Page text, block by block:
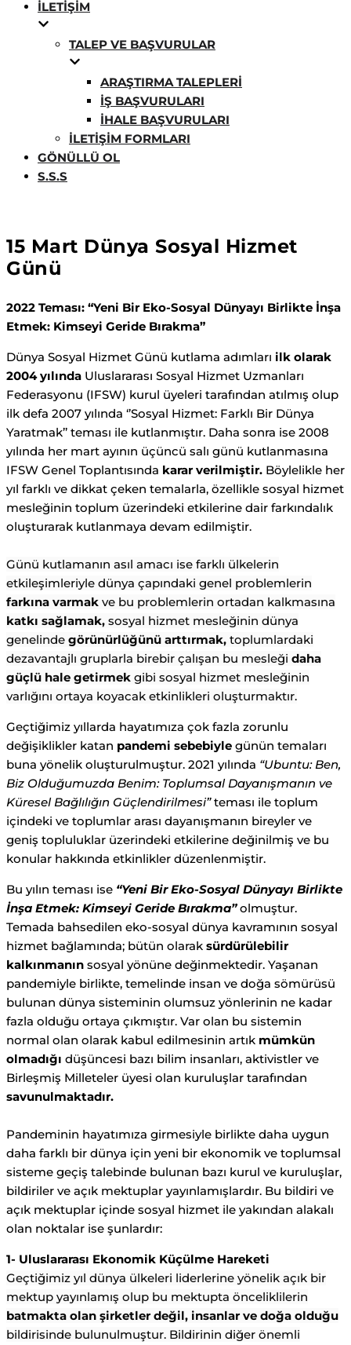
İLETIŞIM
TALEP VE BAŞVURULAR
ARAŞTIRMA TALEPLERI
İŞ BAŞVURULARI
İHALE BAŞVURULARI
İLETIŞIM FORMLARI
GÖNÜLLÜ OL
S.S.S
15 Mart Dünya Sosyal Hizmet
Günü
2022 Teması: “Yeni Bir Eko-Sosyal Dünyayı Birlikte İnşa
Etmek: Kimseyi Geride Bırakma”
Dünya Sosyal Hizmet Günü kutlama adımları ilk olarak
2004 yılında Uluslararası Sosyal Hizmet Uzmanları
Federasyonu (IFSW) kurul üyeleri tarafından atılmış olup
ilk defa 2007 yılında ‘’Sosyal Hizmet: Farklı Bir Dünya
Yaratmak’’ teması ile kutlanmıştır. Daha sonra ise 2008
yılında her mart ayının üçüncü salı günü kutlanmasına
IFSW Genel Toplantısında karar verilmiştir. Böylelikle her
yıl farklı ve dikkat çeken temalarla, özellikle sosyal hizmet
mesleğinin toplum üzerindeki etkilerine dair farkındalık
oluşturarak kutlanmaya devam edilmiştir.
Günü kutlamanın asıl amacı ise farklı ülkelerin
etkileşimleriyle dünya çapındaki genel problemlerin
farkına varmak ve bu problemlerin ortadan kalkmasına
katkı sağlamak, sosyal hizmet mesleğinin dünya
genelinde görünürlüğünü arttırmak, toplumlardaki
dezavantajlı gruplarla birebir çalışan bu mesleği daha
güçlü hale getirmek gibi sosyal hizmet mesleğinin
varlığını ortaya koyacak etkinlikleri oluşturmaktır.
Geçtiğimiz yıllarda hayatımıza çok fazla zorunlu
değişiklikler katan pandemi sebebiyle günün temaları
buna yönelik oluşturulmuştur. 2021 yılında “Ubuntu: Ben,
Biz Olduğumuzda Benim: Toplumsal Dayanışmanın ve
Küresel Bağlılığın Güçlendirilmesi”teması ile toplum
içindeki ve toplumlar arası dayanışmanın bireyler ve
geniş topluluklar üzerindeki etkilerine değinilmiş ve bu
konular hakkında etkinlikler düzenlenmiştir.
Bu yılın teması ise “Yeni Bir Eko-Sosyal Dünyayı Birlikte
İnşa Etmek: Kimseyi Geride Bırakma”olmuştur.
Temada bahsedilen eko-sosyal dünya kavramının sosyal
hizmet bağlamında; bütün olarak sürdürülebilir
kalkınmanın sosyal yönüne değinmektedir. Yaşanan
pandemiyle birlikte, temelinde insan ve doğa sömürüsü
bulunan dünya sisteminin olumsuz yönlerinin ne kadar
fazla olduğu ortaya çıkmıştır. Var olan bu sistemin
normal olan olarak kabul edilmesinin artık mümkün
olmadığı düşüncesi bazı bilim insanları, aktivistler ve
Birleşmiş Milleteler üyesi olan kuruluşlar tarafından
savunulmaktadır.
Pandeminin hayatımıza girmesiyle birlikte daha uygun
daha farklı bir dünya için yeni bir ekonomik ve toplumsal
sisteme geçiş talebinde bulunan bazı kurul ve kuruluşlar,
bildiriler ve açık mektuplar yayınlamışlardır. Bu bildiri ve
açık mektuplar içinde sosyal hizmet ile yakından alakalı
olan noktalar ise şunlardır:
1- Uluslararası Ekonomik Küçülme Hareketi
Geçtiğimiz yıl dünya ülkeleri liderlerine yönelik açık bir
mektup yayınlamış olup bu mektupta önceliklilerin
batmakta olan şirketler değil, insanlar ve doğa olduğu
bildirisinde bulunulmuştur. Bildirinin diğer önemli